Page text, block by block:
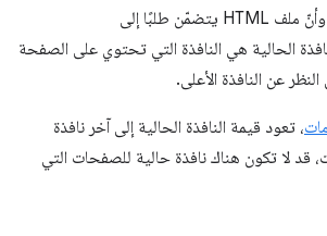
الحالية هي النافذة التي تحتوي على الصفحة
عن النافذة الأعلى.
، تعود قيمة النافذة الحالية إلى آخر نافذة
لا تكون هناك نافذة حالية للصفحات التي